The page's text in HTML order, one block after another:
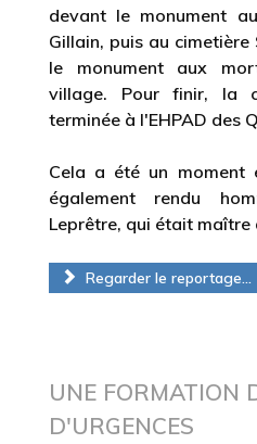
devant le monument
Gillain, puis au
le monument aux
village. Pour finir, la
terminée à l'EHPAD des
Cela a été un moment
également rendu
Leprêtre, qui était maître
Regarder le reportage...
UNE FORMATION
D'URGENCES